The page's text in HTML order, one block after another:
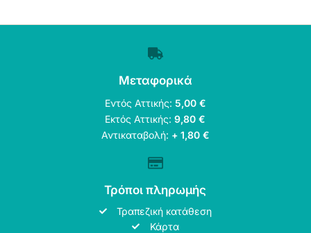
Μεταφορικά
Εντός Αττικής: 5,00 €
Εκτός Αττικής:9,80 €
Αντικαταβολή: + 1,80 €
Τρόποι πληρωμής
Τραπεζική κατάθεση
Κάρτα